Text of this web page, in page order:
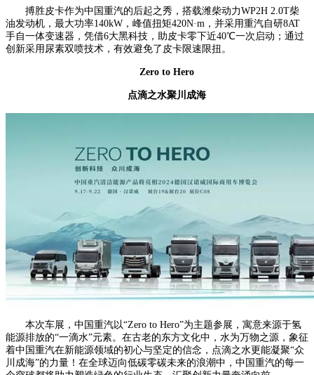
搏胜皮卡作为中国重汽的后起之秀，搭载潍柴动力WP2H 2.0T柴
油发动机，最大功率140kW，峰值扭矩420N·m，并采用重汽自研8AT
手自一体变速器，凭借6大黑科技，助皮卡零下近40℃一次启动；通过
创新采用尿素双喷技术，有效避免了皮卡限速限扭。
Zero to Hero
点滴之水聚川成海
本次车展，中国重汽以“Zero to Hero”为主题参展，寓意来源于氢
能源排放的“一滴水”元素。在古老的东方文化中，水为万物之源，象征
着中国重汽在新能源领域的初心与坚定的信念，点滴之水更能凝聚“众
川成海”的力量！在全球迈向低碳零碳未来的浪潮中，中国重汽的每一